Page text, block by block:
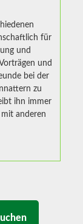
für
und
und
bei der
zu
ihn immer
anderen